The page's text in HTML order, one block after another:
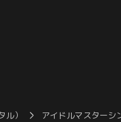
ル） アイドルマスターシ